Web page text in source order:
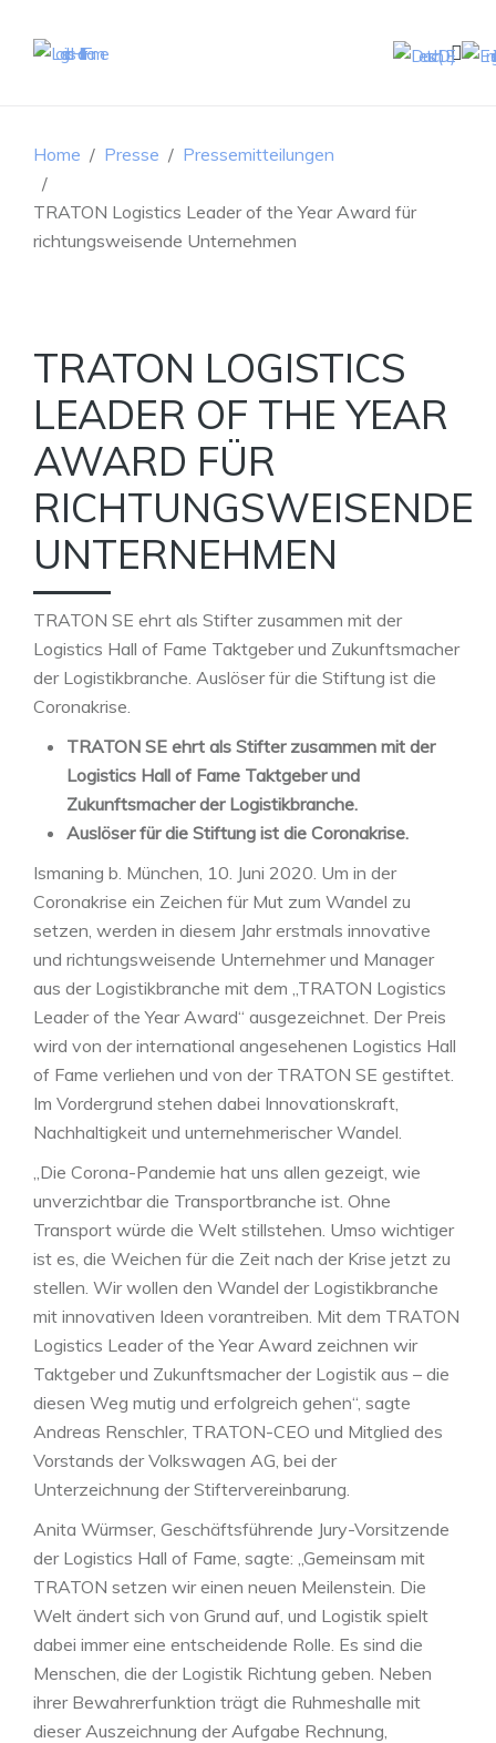
Home Presse Pressemitteilungen
TRATON Logistics Leader of the Year Award für
richtungsweisende Unternehmen
TRATON LOGISTICS
LEADER OF THE YEAR
AWARD FÜR
RICHTUNGSWEISENDE
UNTERNEHMEN
TRATON SE ehrt als Stifter zusammen mit der
Logistics Hall of Fame Taktgeber und Zukunftsmacher
der Logistikbranche. Auslöser für die Stiftung ist die
Coronakrise.
TRATON SE ehrt als Stifter zusammen mit der
Logistics Hall of Fame Taktgeber und
Zukunftsmacher der Logistikbranche.
Auslöser für die Stiftung ist die Coronakrise.
Ismaning b. München, 10. Juni 2020. Um in der
Coronakrise ein Zeichen für Mut zum Wandel zu
setzen, werden in diesem Jahr erstmals innovative
und richtungsweisende Unternehmer und Manager
aus der Logistikbranche mit dem „TRATON Logistics
Leader of the Year Award“ ausgezeichnet. Der Preis
wird von der international angesehenen Logistics Hall
of Fame verliehen und von der TRATON SE gestiftet.
Im Vordergrund stehen dabei Innovationskraft,
Nachhaltigkeit und unternehmerischer Wandel.
„Die Corona-Pandemie hat uns allen gezeigt, wie
unverzichtbar die Transportbranche ist. Ohne
Transport würde die Welt stillstehen. Umso wichtiger
ist es, die Weichen für die Zeit nach der Krise jetzt zu
stellen. Wir wollen den Wandel der Logistikbranche
mit innovativen Ideen vorantreiben. Mit dem TRATON
Logistics Leader of the Year Award zeichnen wir
Taktgeber und Zukunftsmacher der Logistik aus – die
diesen Weg mutig und erfolgreich gehen“, sagte
Andreas Renschler, TRATON-CEO und Mitglied des
Vorstands der Volkswagen AG, bei der
Unterzeichnung der Stiftervereinbarung.
Anita Würmser, Geschäftsführende Jury-Vorsitzende
der Logistics Hall of Fame, sagte: „Gemeinsam mit
TRATON setzen wir einen neuen Meilenstein. Die
Welt ändert sich von Grund auf, und Logistik spielt
dabei immer eine entscheidende Rolle. Es sind die
Menschen, die der Logistik Richtung geben. Neben
ihrer Bewahrerfunktion trägt die Ruhmeshalle mit
dieser Auszeichnung der Aufgabe Rechnung,